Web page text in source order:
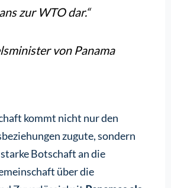
zur WTO dar.“
von Panama
kommt nicht nur den
zugute, sondern
Botschaft an die
über die